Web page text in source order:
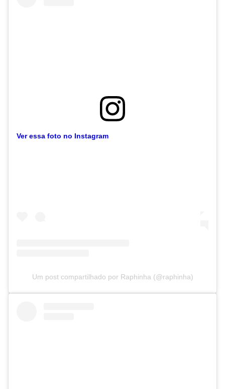
Ver essa foto no Instagram
Um post compartilhado por Raphinha (@raphinha)